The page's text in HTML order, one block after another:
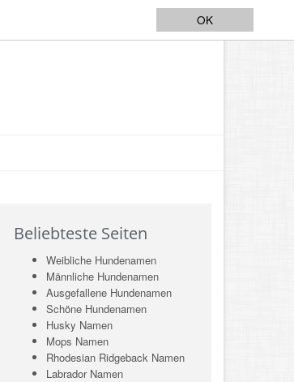
OK
Beliebteste Seiten
Weibliche Hundenamen
Männliche Hundenamen
Ausgefallene Hundenamen
Schöne Hundenamen
Husky Namen
Mops Namen
Rhodesian Ridgeback Namen
Labrador Namen